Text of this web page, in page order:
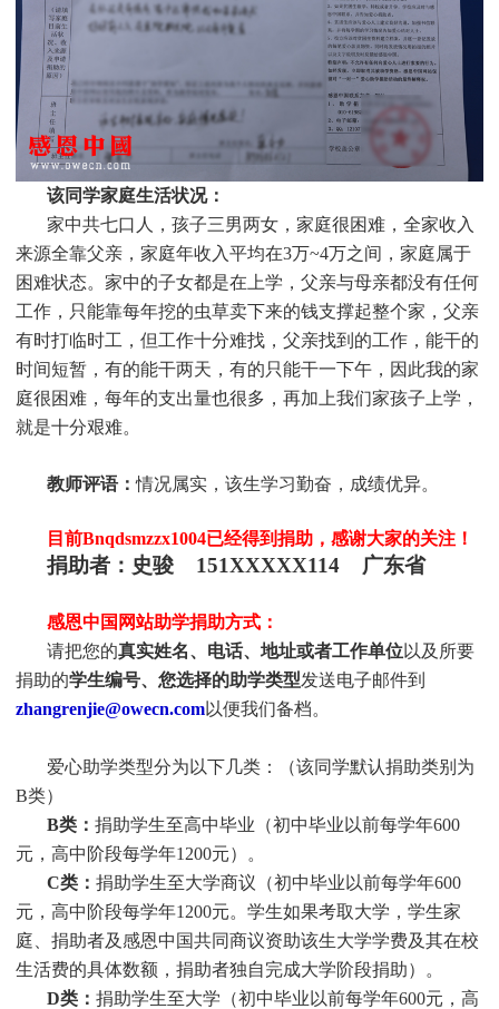
该同学家庭生活状况：
家中共七口人，孩子三男两女，家庭很困难，全家收入
来源全靠父亲，家庭年收入平均在3万~4万之间，家庭属于
困难状态。家中的子女都是在上学，父亲与母亲都没有任何
工作，只能靠每年挖的虫草卖下来的钱支撑起整个家，父亲
有时打临时工，但工作十分难找，父亲找到的工作，能干的
时间短暂，有的能干两天，有的只能干一下午，因此我的家
庭很困难，每年的支出量也很多，再加上我们家孩子上学，
就是十分艰难。
教师评语：情况属实，该生学习勤奋，成绩优异。
目前Bnqdsmzzx1004已经得到捐助，感谢大家的关注！
捐助者： 史骏 151XXXXX114 广东省
感恩中国网站助学捐助方式：
请把您的真实姓名、电话、地址或者工作单位以及所要
捐助的学生编号、您选择的助学类型发送电子邮件到
zhangrenjie@owecn.com以便我们备档。
爱心助学类型分为以下几类：（该同学默认捐助类别为
B类）
B类： 捐助学生至高中毕业（初中毕业以前每学年600
元，高中阶段每学年1200元）。
C类： 捐助学生至大学商议（初中毕业以前每学年600
元，高中阶段每学年1200元。 学生如果考取大学， 学生家
庭、捐助者及感恩中国共同商议资助该生大学学费及其在校
生活费的具体数额，捐助者独自完成大学阶段捐助）。
D类： 捐助学生至大学（初中毕业以前每学年600元，高